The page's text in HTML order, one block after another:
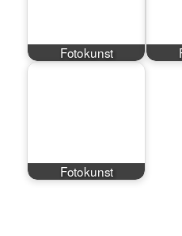
Fotokunst
Fotokunst